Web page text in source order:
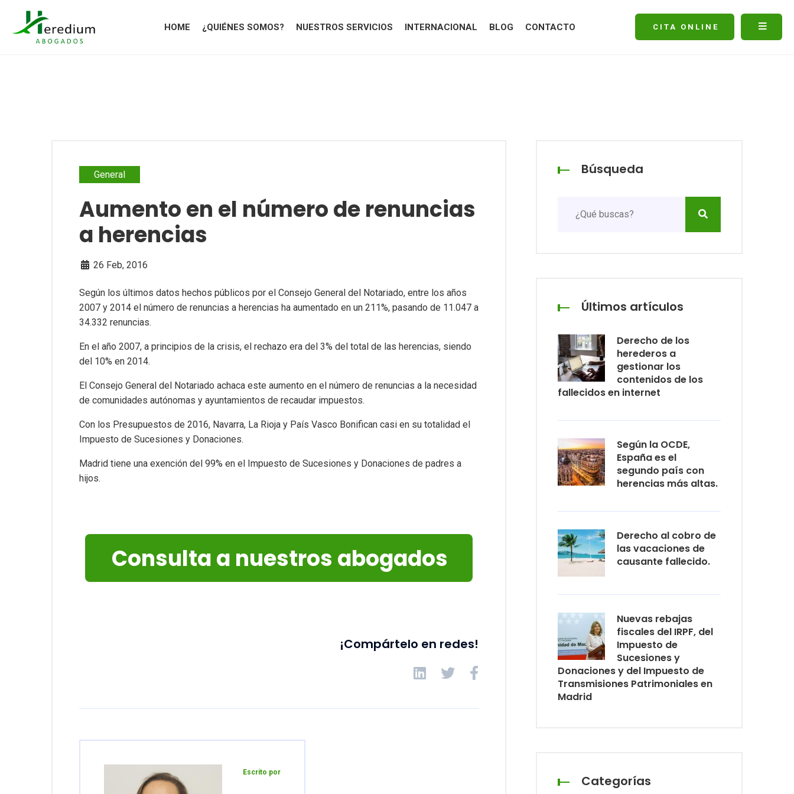
HOME ¿QUIÉNES SOMOS? NUESTROS SERVICIOS INTERNACIONAL BLOG CONTACTO CITA ONLINE
General
Aumento en el número de renuncias
a herencias
26 Feb, 2016
Según los últimos datos hechos públicos por el Consejo General del Notariado, entre los años
2007 y 2014 el número de renuncias a herencias ha aumentado en un 211%, pasando de 11.047 a
34.332 renuncias.
En el año 2007, a principios de la crisis, el rechazo era del 3% del total de las herencias, siendo
del 10% en 2014.
El Consejo General del Notariado achaca este aumento en el número de renuncias a la necesidad
de comunidades autónomas y ayuntamientos de recaudar impuestos.
Con los Presupuestos de 2016, Navarra, La Rioja y País Vasco Bonifican casi en su totalidad el
Impuesto de Sucesiones y Donaciones.
Madrid tiene una exención del 99% en el Impuesto de Sucesiones y Donaciones de padres a
hijos.
Consulta a nuestros abogados
¡Compártelo en redes!
Escrito por
Búsqueda
Últimos artículos
Derecho de los
herederos a
gestionar los
contenidos de los
fallecidos en internet
Según la OCDE,
España es el
segundo país con
herencias más altas.
Derecho al cobro de
las vacaciones de
causante fallecido.
Nuevas rebajas
fiscales del IRPF, del
Impuesto de
Sucesiones y
Donaciones y del Impuesto de
Transmisiones Patrimoniales en
Madrid
Categorías